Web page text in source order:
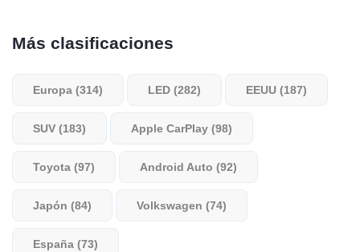
Más clasificaciones
Europa (314) LED (282) EEUU (187)
SUV (183) Apple CarPlay (98)
Toyota (97) Android Auto (92)
Japón (84) Volkswagen (74)
España (73)